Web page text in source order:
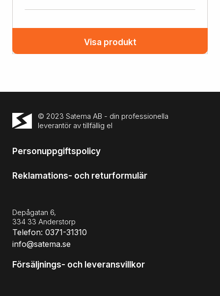
Visa produkt
© 2023 Satema AB - din professionella
leverantör av tillfällig el
Personuppgiftspolicy
Reklamations- och returformulär
Depågatan 6,
334 33 Anderstorp
Telefon: 0371-31310
info@satema.se
Försäljnings- och leveransvillkor